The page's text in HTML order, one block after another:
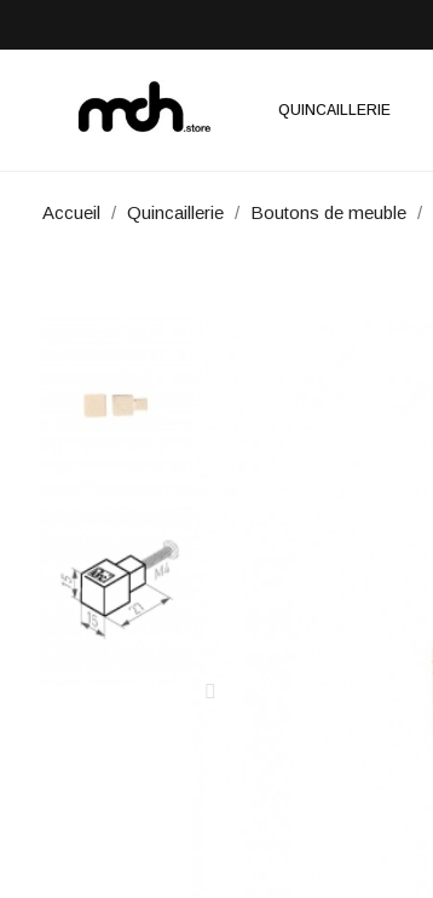
QUINCAILLERIE
Accueil Quincaillerie Boutons de meuble